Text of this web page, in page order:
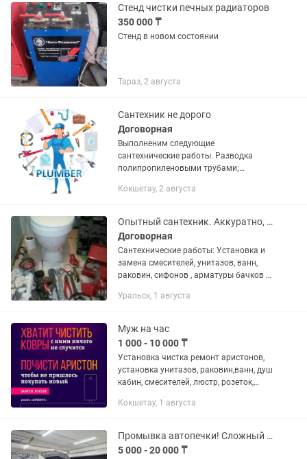
Стенд чистки печных радиаторов
350 000 ₸
Стенд в новом состоянии
Тараз, 2 августа
Сантехник не дорого
Договорная
Выполненим следующие
сантехнические работы. Разводка
полипропиленовыми трубами;
Канализация под ключ; Монтаж
Установка радиаторов...
Кокшетау, 2 августа
Опытный сантехник. Аккуратно, ответственно.
Договорная
Сантехнические работы: Установка и
замена смесителей, унитазов, ванн,
раковин, сифонов , арматуры бачков и
водонагревателей (бойлер). Монтаж
Уральск, 1 августа
Муж на час
1 000 - 10 000 ₸
Установка чистка ремонт аристонов,
установка унитазов, раковин,ванн, душ
кабин, смесителей, люстр, розеток,
водопровода, канализации, отопления,
Кокшетау, 1 августа
Промывка автопечки! Сложный ремонт! Замена антифриза! Гоголя-Муканова!
5 000 - 20 000 ₸